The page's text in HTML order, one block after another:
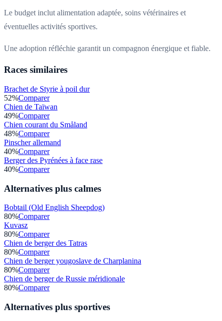
Le budget inclut alimentation adaptée, soins vétérinaires et
éventuelles activités sportives.
Une adoption réfléchie garantit un compagnon énergique et fiable.
Races similaires
Brachet de Styrie à poil dur
52%Comparer
Chien de Taïwan
49%Comparer
Chien courant du Småland
48%Comparer
Pinscher allemand
40%Comparer
Berger des Pyrénées à face rase
40%Comparer
Alternatives plus calmes
Bobtail (Old English Sheepdog)
80%Comparer
Kuvasz
80%Comparer
Chien de berger des Tatras
80%Comparer
Chien de berger yougoslave de Charplanina
80%Comparer
Chien de berger de Russie méridionale
80%Comparer
Alternatives plus sportives